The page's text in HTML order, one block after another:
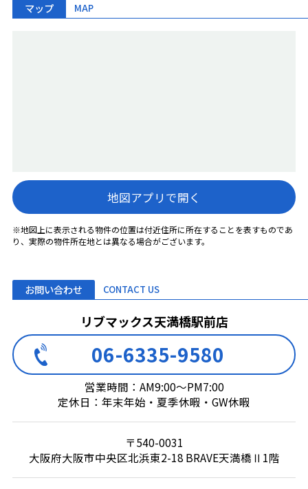
マップ MAP
地図アプリで開く
※地図上に表示される物件の位置は付近住所に所在することを表すものであ
り、実際の物件所在地とは異なる場合がございます。
お問い合わせ CONTACT US
リブマックス天満橋駅前店
06-6335-9580
営業時間：AM9:00～PM7:00
定休日：年末年始・夏季休暇・GW休暇
〒540-0031
大阪府大阪市中央区北浜東2-18 BRAVE天満橋Ⅱ1階